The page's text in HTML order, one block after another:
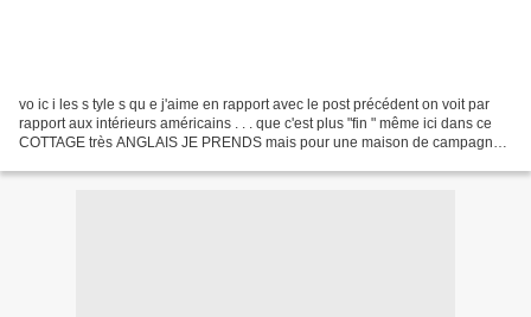
vo ic i les s tyle s qu e j'aime en rapport avec le post précédent on voit par
rapport aux intérieurs américains . . . que c'est plus "fin " même ici dans ce
COTTAGE très ANGLAIS JE PRENDS mais pour une maison de campagne